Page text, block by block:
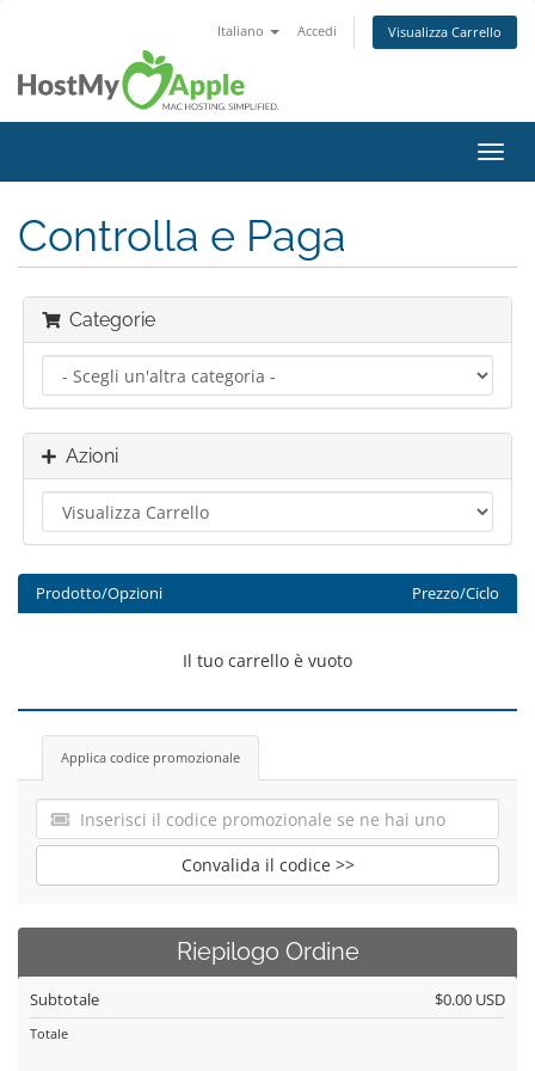
Italiano Accedi Visualizza Carrello
Attiva
Controlla e Paga
Categorie
Azioni
Prodotto/Opzioni Prezzo/Ciclo
Il tuo carrello è vuoto
Applica codice promozionale
Convalida il codice >>
Riepilogo Ordine
Subtotale $0.00 USD
Totale